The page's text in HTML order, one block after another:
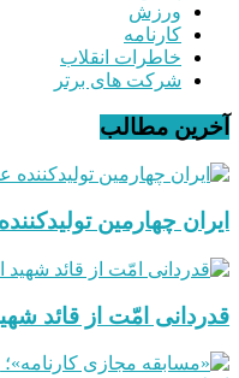
ورزش
کارنامه
خاطرات انقلاب
شرکت های برتر
آخرین مطالب
ایران چهارمین
قدردانی امّت از قائد